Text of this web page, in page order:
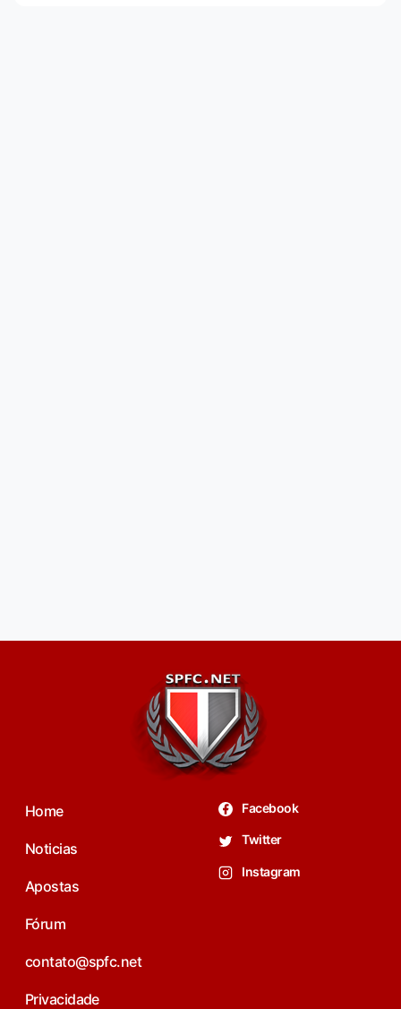
Home
Noticias
Apostas
Fórum
contato@spfc.net
Privacidade
Facebook
Twitter
Instagram